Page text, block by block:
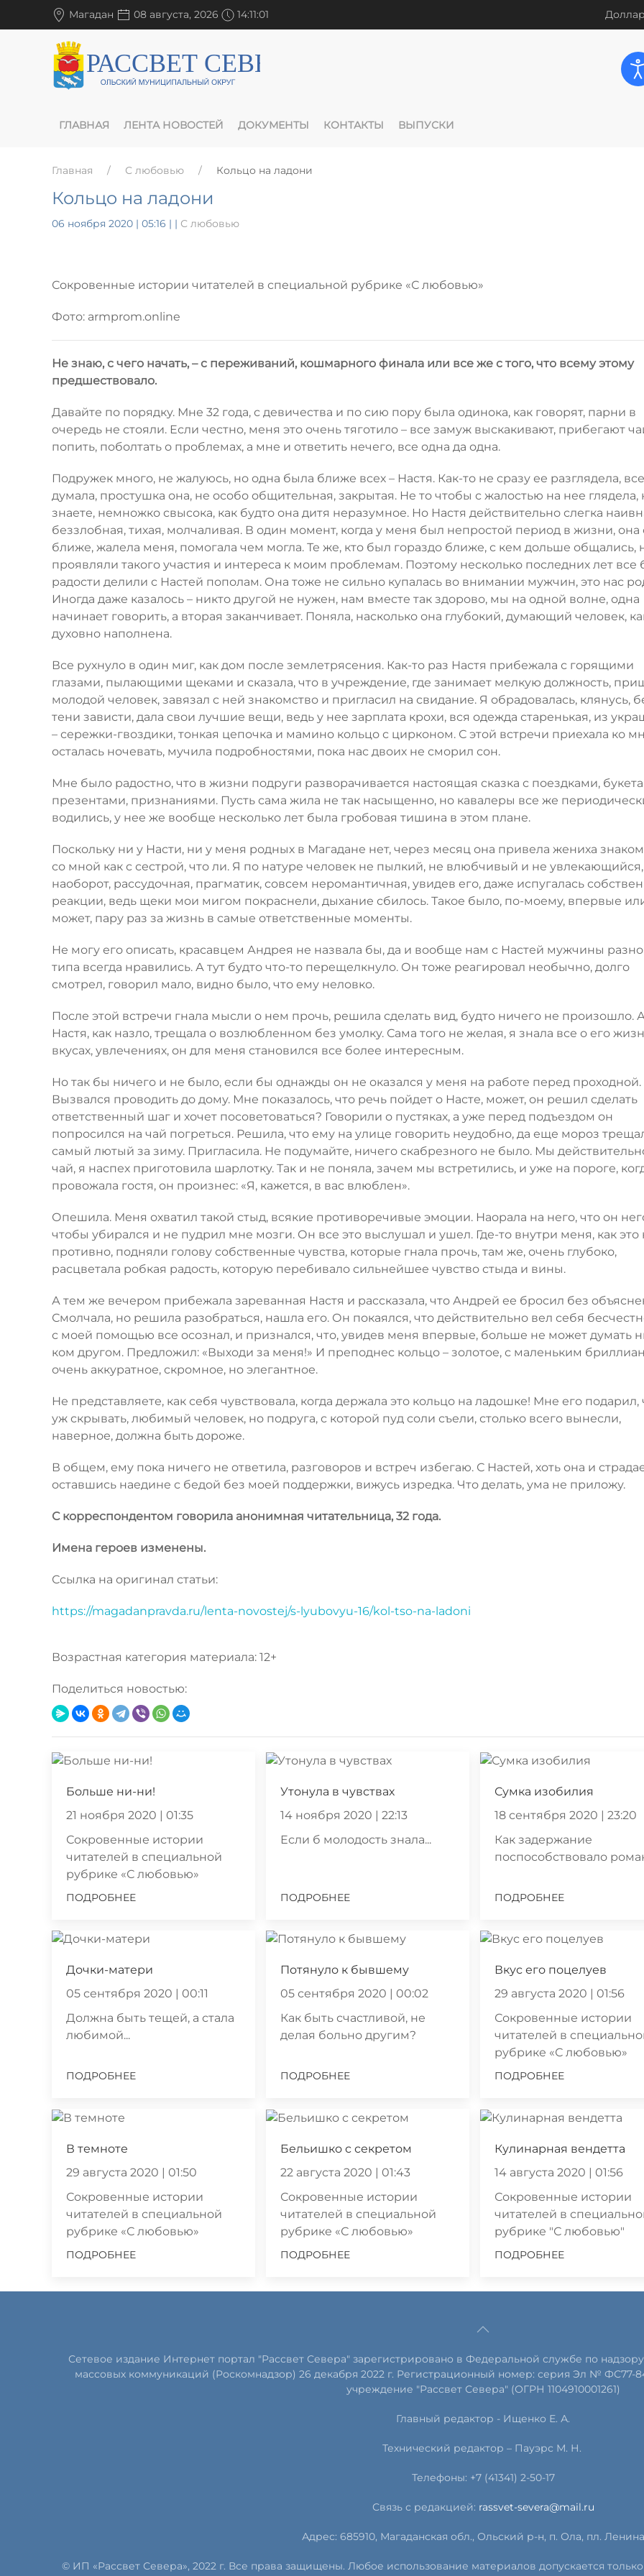
Магадан 08 августа, 2026 14:11:02
ГЛАВНАЯ ЛЕНТА НОВОСТЕЙ ДОКУМЕНТЫ КОНТАКТЫ ВЫПУСКИ
Главная С любовью Кольцо на ладони
Кольцо на ладони
06 ноября 2020 | 05:16 | | С любовью
Сокровенные истории читателей в специальной рубрике «С любовью»
Фото: armprom.online
Не знаю, с чего начать, – с переживаний, кошмарного финала или все же с того, что всему этому
предшествовало.
Давайте по порядку. Мне 32 года, с девичества и по сию пору была одинока, как говорят, парни в
очередь не стояли. Если честно, меня это очень тяготило – все замуж выскакивают, прибегают
попить, поболтать о проблемах, а мне и ответить нечего, все одна да одна.
Подружек много, не жалуюсь, но одна была ближе всех – Настя. Как-то не сразу ее разглядела, все
думала, простушка она, не особо общительная, закрытая. Не то чтобы с жалостью на нее глядела,
знаете, немножко свысока, как будто она дитя неразумное. Но Настя действительно слегка
беззлобная, тихая, молчаливая. В один момент, когда у меня был непростой период в жизни, она
ближе, жалела меня, помогала чем могла. Те же, кто был гораздо ближе, с кем дольше общались,
проявляли такого участия и интереса к моим проблемам. Поэтому несколько последних лет все
радости делили с Настей пополам. Она тоже не сильно купалась во внимании мужчин, это нас
Иногда даже казалось – никто другой не нужен, нам вместе так здорово, мы на одной волне, одна
начинает говорить, а вторая заканчивает. Поняла, насколько она глубокий, думающий человек,
духовно наполнена.
Все рухнуло в один миг, как дом после землетрясения. Как-то раз Настя прибежала с горящими
глазами, пылающими щеками и сказала, что в учреждение, где занимает мелкую должность,
молодой человек, завязал с ней знакомство и пригласил на свидание. Я обрадовалась, клянусь,
тени зависти, дала свои лучшие вещи, ведь у нее зарплата крохи, вся одежда старенькая, из
– сережки-гвоздики, тонкая цепочка и мамино кольцо с цирконом. С этой встречи приехала ко
осталась ночевать, мучила подробностями, пока нас двоих не сморил сон.
Мне было радостно, что в жизни подруги разворачивается настоящая сказка с поездками,
презентами, признаниями. Пусть сама жила не так насыщенно, но кавалеры все же
водились, у нее же вообще несколько лет была гробовая тишина в этом плане.
Поскольку ни у Насти, ни у меня родных в Магадане нет, через месяц она привела жениха
со мной как с сестрой, что ли. Я по натуре человек не пылкий, не влюбчивый и не увлекающийся,
наоборот, рассудочная, прагматик, совсем неромантичная, увидев его, даже испугалась
реакции, ведь щеки мои мигом покраснели, дыхание сбилось. Такое было, по-моему, впервые
может, пару раз за жизнь в самые ответственные моменты.
Не могу его описать, красавцем Андрея не назвала бы, да и вообще нам с Настей мужчины
типа всегда нравились. А тут будто что-то перещелкнуло. Он тоже реагировал необычно, долго
смотрел, говорил мало, видно было, что ему неловко.
После этой встречи гнала мысли о нем прочь, решила сделать вид, будто ничего не произошло.
Настя, как назло, трещала о возлюбленном без умолку. Сама того не желая, я знала все о его
вкусах, увлечениях, он для меня становился все более интересным.
Но так бы ничего и не было, если бы однажды он не оказался у меня на работе перед проходной.
Вызвался проводить до дому. Мне показалось, что речь пойдет о Насте, может, он решил сделать
ответственный шаг и хочет посоветоваться? Говорили о пустяках, а уже перед подъездом он
попросился на чай погреться. Решила, что ему на улице говорить неудобно, да еще мороз
самый лютый за зиму. Пригласила. Не подумайте, ничего скабрезного не было. Мы
чай, я наспех приготовила шарлотку. Так и не поняла, зачем мы встретились, и уже на пороге,
провожала гостя, он произнес: «Я, кажется, в вас влюблен».
Опешила. Меня охватил такой стыд, всякие противоречивые эмоции. Наорала на него, что он
чтобы убирался и не пудрил мне мозги. Он все это выслушал и ушел. Где-то внутри меня, как это
противно, подняли голову собственные чувства, которые гнала прочь, там же, очень глубоко,
расцветала робкая радость, которую перебивало сильнейшее чувство стыда и вины.
А тем же вечером прибежала зареванная Настя и рассказала, что Андрей ее бросил без
Смолчала, но решила разобраться, нашла его. Он покаялся, что действительно вел себя
с моей помощью все осознал, и признался, что, увидев меня впервые, больше не может думать
ком другом. Предложил: «Выходи за меня!» И преподнес кольцо – золотое, с маленьким
очень аккуратное, скромное, но элегантное.
Не представляете, как себя чувствовала, когда держала это кольцо на ладошке! Мне его подарил,
уж скрывать, любимый человек, но подруга, с которой пуд соли съели, столько всего вынесли,
наверное, должна быть дороже.
В общем, ему пока ничего не ответила, разговоров и встреч избегаю. С Настей, хоть она и
оставшись наедине с бедой без моей поддержки, вижусь изредка. Что делать, ума не приложу.
С корреспондентом говорила анонимная читательница, 32 года.
Имена героев изменены.
Ссылка на оригинал статьи:
https://magadanpravda.ru/lenta-novostej/s-lyubovyu-16/kol-tso-na-ladoni
Возрастная категория материала: 12+
Поделиться новостью:
Больше ни-ни!
21 ноября 2020 | 01:35
Сокровенные истории
читателей в специальной
рубрике «С любовью»
ПОДРОБНЕЕ
Утонула в чувствах
14 ноября 2020 | 22:13
Если б молодость знала...
ПОДРОБНЕЕ
Сумка изобилия
18 сентября 2020 | 23:20
Как задержание
поспособствовало
ПОДРОБНЕЕ
Дочки-матери
05 сентября 2020 | 00:11
Должна быть тещей, а стала
любимой...
ПОДРОБНЕЕ
Потянуло к бывшему
05 сентября 2020 | 00:02
Как быть счастливой, не
делая больно другим?
ПОДРОБНЕЕ
Вкус его поцелуев
29 августа 2020 | 01:56
Сокровенные истории
читателей в
рубрике «С любовью»
ПОДРОБНЕЕ
В темноте
29 августа 2020 | 01:50
Сокровенные истории
читателей в специальной
рубрике «С любовью»
ПОДРОБНЕЕ
Бельишко с секретом
22 августа 2020 | 01:43
Сокровенные истории
читателей в специальной
рубрике «С любовью»
ПОДРОБНЕЕ
Кулинарная вендетта
14 августа 2020 | 01:56
Сокровенные истории
читателей в
рубрике "С любовью"
ПОДРОБНЕЕ
Сетевое издание Интернет портал "Рассвет Севера" зарегистрировано в Федеральной службе по
массовых коммуникаций (Роскомнадзор) 26 декабря 2022 г. Регистрационный номер: серия Эл № ФС77-
учреждение "Рассвет Севера" (ОГРН 1104910001261)
Главный редактор - Ищенко Е. А.
Технический редактор – Пауэрс М. Н.
Телефоны: +7 (41341) 2-50-17
Связь с редакцией: rassvet-severa@mail.ru
Адрес: 685910, Магаданская обл., Ольский р-н, п. Ола, пл.
© ИП «Рассвет Севера», 2022 г. Все права защищены. Любое использование материалов допускается